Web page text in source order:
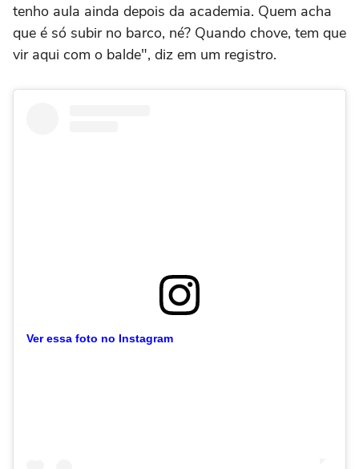
tenho aula ainda depois da academia. Quem acha
que é só subir no barco, né? Quando chove, tem que
vir aqui com o balde", diz em um registro.
Ver essa foto no Instagram